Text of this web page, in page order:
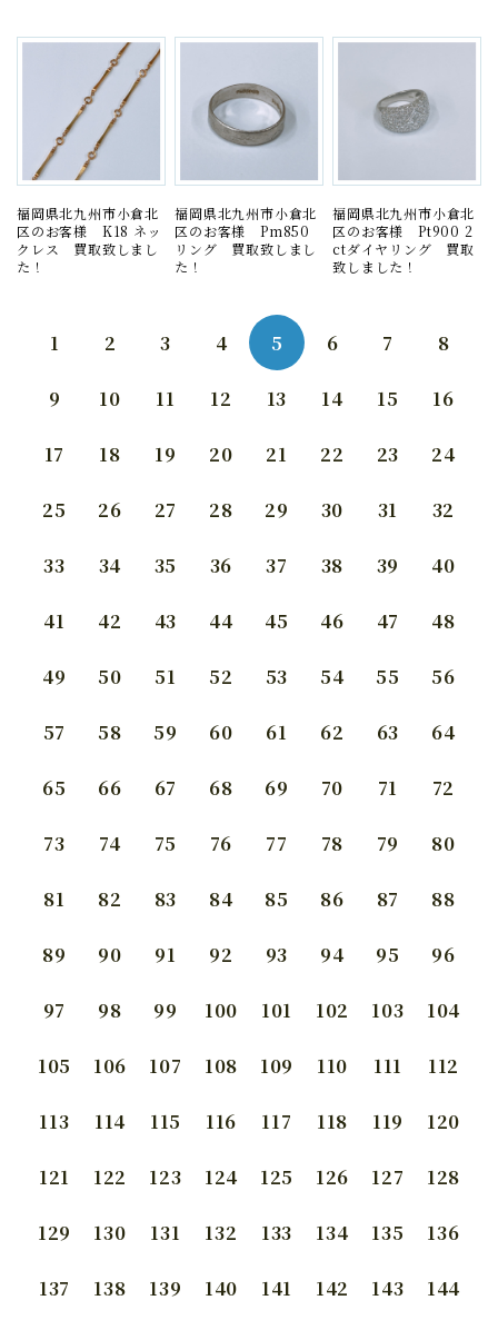
福岡県北九州市小倉北
区のお客様 K18 ネッ
クレス 買取致しまし
た！
福岡県北九州市小倉北
区のお客様 Pm850
リング 買取致しまし
た！
福岡県北九州市小倉北
区のお客様 Pt900 2
ctダイヤリング 買取
致しました！
1 2 3 4 5 6 7 8
9 10 11 12 13 14 15 16
17 18 19 20 21 22 23 24
25 26 27 28 29 30 31 32
33 34 35 36 37 38 39 40
41 42 43 44 45 46 47 48
49 50 51 52 53 54 55 56
57 58 59 60 61 62 63 64
65 66 67 68 69 70 71 72
73 74 75 76 77 78 79 80
81 82 83 84 85 86 87 88
89 90 91 92 93 94 95 96
97 98 99 100 101 102 103 104
105 106 107 108 109 110 111 112
113 114 115 116 117 118 119 120
121 122 123 124 125 126 127 128
129 130 131 132 133 134 135 136
137 138 139 140 141 142 143 144